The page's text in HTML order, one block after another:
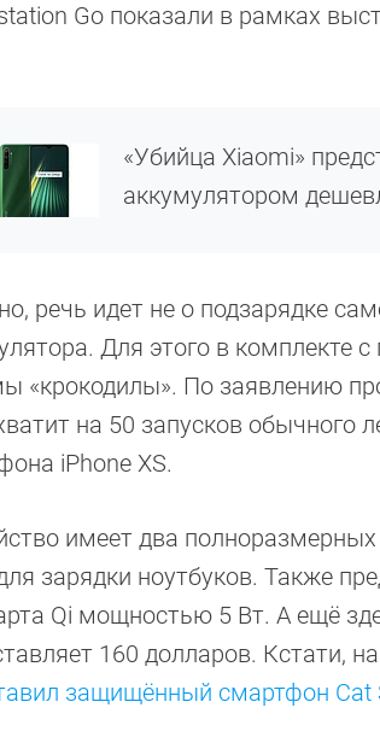
Go показали в рамках
«Убийца Xiaomi»
аккумулятором
речь идет не о подзарядке
Для этого в комплекте
«крокодилы». По заявлению
на 50 запусков обычного
iPhone XS.
имеет два
зарядки ноутбуков. Также
Qi мощностью 5 Вт. А ещё
160 долларов. Кстати,
защищённый смартфон Cat